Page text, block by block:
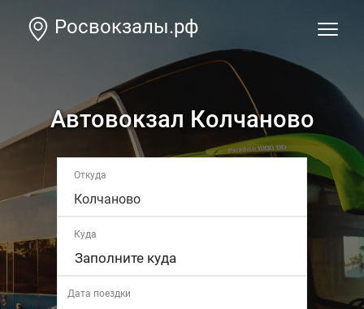
Росвокзалы.рф
Автовокзал Колчаново
Откуда
Колчаново
Куда
Дата поездки